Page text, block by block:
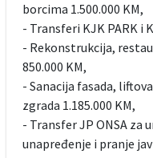
borcima 1.500.000 KM,
- Transferi KJK PARK i
- Rekonstrukcija,
850.000 KM,
- Sanacija fasada,
zgrada 1.185.000 KM,
- Transfer JP ONSA za
unapređenje i pranje